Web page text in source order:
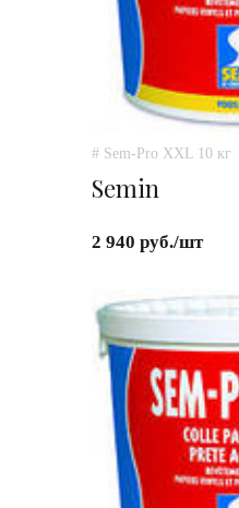
# Sem-Pro XXL 10 кг
Semin
2 940 руб./шт